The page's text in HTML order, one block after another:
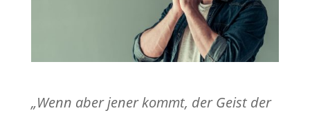
„Wenn aber jener kommt, der Geist der